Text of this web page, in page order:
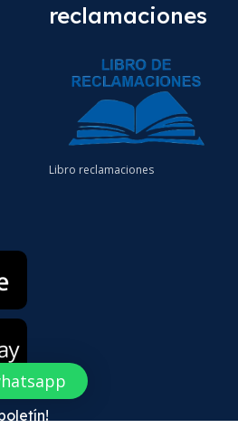
reclamaciones
Libro reclamaciones